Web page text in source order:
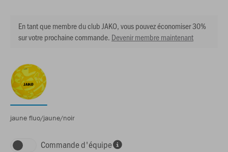
En tant que membre du club JAKO, vous pouvez économiser 30%
sur votre prochaine commande. Devenir membre maintenant
jaune fluo/jaune/noir
Commande d'équipe